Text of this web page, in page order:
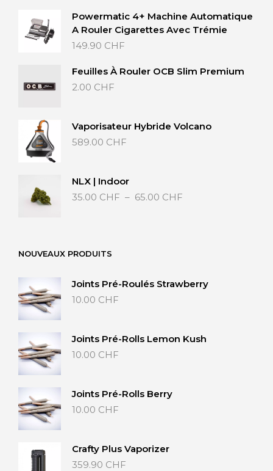
Powermatic 4+ Machine Automatique
A Rouler Cigarettes Avec Trémie
149.90 CHF
Feuilles À Rouler OCB Slim Premium
2.00 CHF
Vaporisateur Hybride Volcano
589.00 CHF
NLX | Indoor
35.00 CHF – 65.00 CHF
NOUVEAUX PRODUITS
Joints Pré-Roulés Strawberry
10.00 CHF
Joints Pré-Rolls Lemon Kush
10.00 CHF
Joints Pré-Rolls Berry
10.00 CHF
Crafty Plus Vaporizer
359.90 CHF